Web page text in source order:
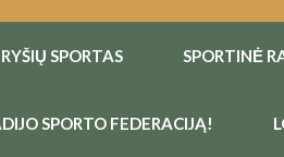
SPORTAS SPORTINĖ
SPORTO FEDERACIJĄ!